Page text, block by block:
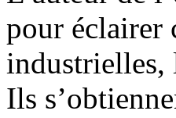
pour éclairer
industrielles,
Ils